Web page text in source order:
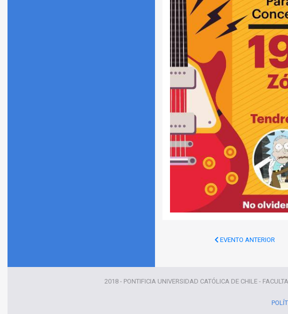
EVENTO ANTERIOR
2018 - PONTIFICIA UNIVERSIDAD CATÓLICA DE CHILE -